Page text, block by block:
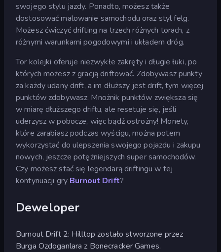
swojego stylu jazdy. Ponadto, możesz także
dostosować malowanie samochodu oraz styl felg.
Możesz ćwiczyć drifting na trzech różnych torach, z
różnymi warunkami pogodowymi i układem dróg.
Tor kolejki oferuje niezwykłe zakręty i długie łuki, po
których możesz z gracją driftować. Zdobywasz punkty
za każdy udany drift, a im dłuższy jest drift, tym więcej
punktów zdobywasz. Mnożnik punktów zwiększa się
w miarę dłuższego driftu, ale resetuje się, jeśli
uderzysz w pobocze, więc bądź ostrożny! Monety,
które zarabiasz podczas wyścigu, można potem
wykorzystać do ulepszenia swojego pojazdu i zakupu
nowych, jeszcze potężniejszych super samochodów.
Czy możesz stać się legendarą driftingu w tej
kontynuacji gry Burnout Drift?
Deweloper
Burnout Drift 2: Hilltop zostało stworzone przez
Burga Ozdoganlara z Bonecracker Games.